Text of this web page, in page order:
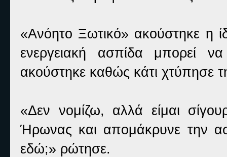
«Ανόητο Ξωτικό» ακούστηκε η
ενεργειακή ασπίδα μπορεί
ακούστηκε καθώς κάτι χτύπησε
«Δεν νομίζω, αλλά είμαι
Ήρωνας και απομάκρυνε την
εδώ;» ρώτησε.